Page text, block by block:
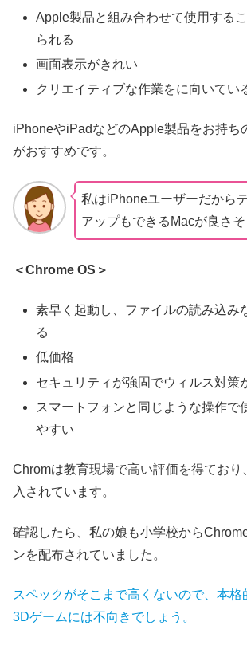
Apple製品と組み合わせて使用する
られる
画面表示がきれい
クリエイティブな作業をに向いてい
iPhoneやiPadなどのApple製品をお持ち
がおすすめです。
私はiPhoneユーザーだから
アップもできるMacが良さそ
＜Chrome OS＞
素早く起動し、ファイルの読み込み
る
低価格
セキュリティが強固でウィルス対策
スマートフォンと同じような操作で
やすい
Chromは教育現場で高い評価を得ており
入されています。
確認したら、私の娘も小学校から
ンを配布されていました。
スペックがそこまで高くないので、本格
3Dゲームには不向きでしょう。